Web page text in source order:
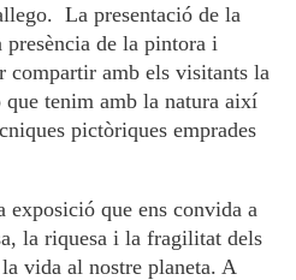
La presentació de la
de la pintora i
compartir amb els visitants la
tenim amb la natura així
pictòriques emprades
exposició que ens convida a
la riquesa i la fragilitat dels
vida al nostre planeta. A